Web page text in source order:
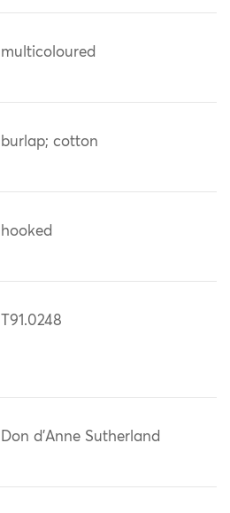
multicoloured
burlap; cotton
hooked
T91.0248
Don d'Anne Sutherland